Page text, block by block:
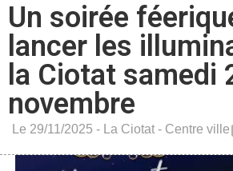
Un soirée
lancer les
la Ciotat samedi
novembre
Le 29/11/2025 - La Ciotat - Centre ville